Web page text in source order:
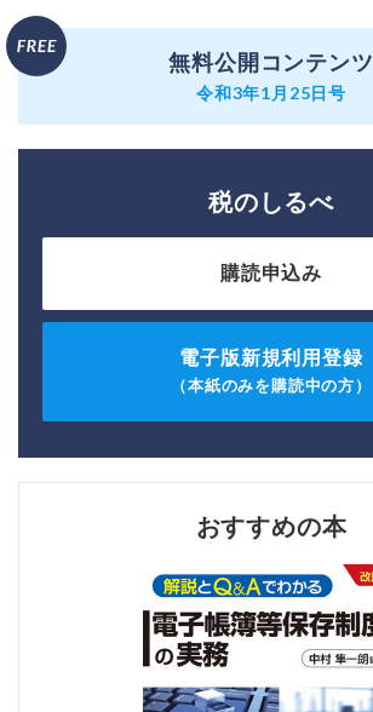
無料公開コンテンツ
令和3年1月25日号
税のしるべ
購読申込み
電子版新規利用登録
（本紙のみを購読中の方）
おすすめの本